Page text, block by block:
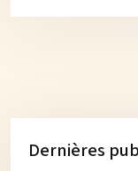
Dernières